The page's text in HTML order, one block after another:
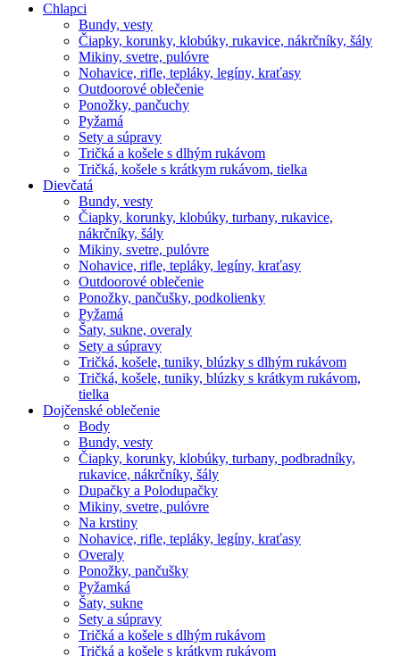
Chlapci
Bundy, vesty
Čiapky, korunky, klobúky, rukavice, nákrčníky, šály
Mikiny, svetre, pulóvre
Nohavice, rifle, tepláky, legíny, kraťasy
Outdoorové oblečenie
Ponožky, pančuchy
Pyžamá
Sety a súpravy
Tričká a košele s dlhým rukávom
Tričká, košele s krátkym rukávom, tielka
Dievčatá
Bundy, vesty
Čiapky, korunky, klobúky, turbany, rukavice,
nákrčníky, šály
Mikiny, svetre, pulóvre
Nohavice, rifle, tepláky, legíny, kraťasy
Outdoorové oblečenie
Ponožky, pančušky, podkolienky
Pyžamá
Šaty, sukne, overaly
Sety a súpravy
Tričká, košele, tuniky, blúzky s dlhým rukávom
Tričká, košele, tuniky, blúzky s krátkym rukávom,
tielka
Dojčenské oblečenie
Body
Bundy, vesty
Čiapky, korunky, klobúky, turbany, podbradníky,
rukavice, nákrčníky, šály
Dupačky a Polodupačky
Mikiny, svetre, pulóvre
Na krstiny
Nohavice, rifle, tepláky, legíny, kraťasy
Overaly
Ponožky, pančušky
Pyžamká
Šaty, sukne
Sety a súpravy
Tričká a košele s dlhým rukávom
Tričká a košele s krátkym rukávom